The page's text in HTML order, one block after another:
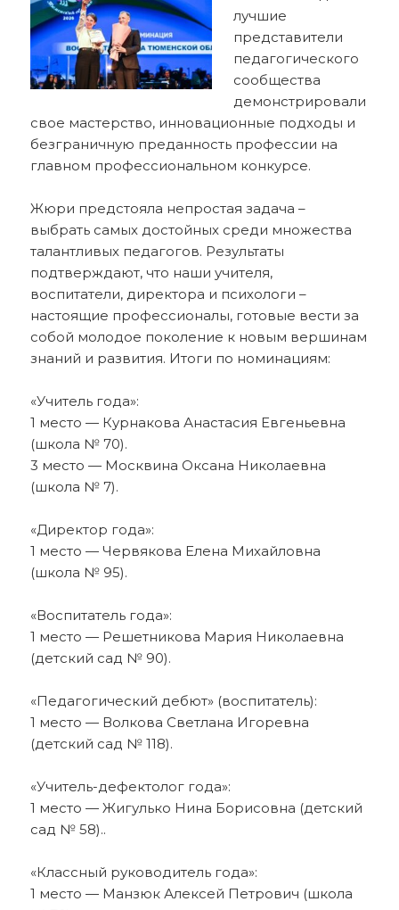
лучшие
представители
педагогического
сообщества
демонстрировали
свое мастерство, инновационные подходы и
безграничную преданность профессии на
главном профессиональном конкурсе.
Жюри предстояла непростая задача –
выбрать самых достойных среди множества
талантливых педагогов. Результаты
подтверждают, что наши учителя,
воспитатели, директора и психологи –
настоящие профессионалы, готовые вести за
собой молодое поколение к новым вершинам
знаний и развития. Итоги по номинациям:
«Учитель года»:
1 место — Курнакова Анастасия Евгеньевна
(школа № 70).
3 место — Москвина Оксана Николаевна
(школа № 7).
«Директор года»:
1 место — Червякова Елена Михайловна
(школа № 95).
«Воспитатель года»:
1 место — Решетникова Мария Николаевна
(детский сад № 90).
«Педагогический дебют» (воспитатель):
1 место — Волкова Светлана Игоревна
(детский сад № 118).
«Учитель-дефектолог года»:
1 место — Жигулько Нина Борисовна (детский
сад № 58)..
«Классный руководитель года»:
1 место — Манзюк Алексей Петрович (школа